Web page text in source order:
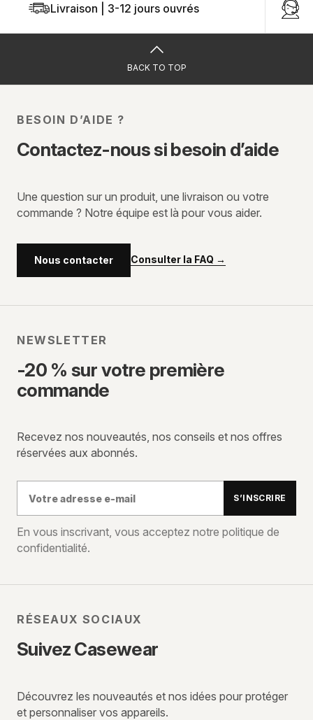
Livraison | 3-12 jours ouvrés
BACK TO TOP
BESOIN D’AIDE ?
Contactez-nous si besoin d’aide
Une question sur un produit, une livraison ou votre
commande ? Notre équipe est là pour vous aider.
Nous contacter Consulter la FAQ →
NEWSLETTER
-20 % sur votre première
commande
Recevez nos nouveautés, nos conseils et nos offres
réservées aux abonnés.
e-
mail
S’INSCRIRE
En vous inscrivant, vous acceptez notre politique de
confidentialité.
RÉSEAUX SOCIAUX
Suivez Casewear
Découvrez les nouveautés et nos idées pour protéger
et personnaliser vos appareils.